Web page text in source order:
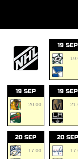
19 SEP
19 SEP
20:00
19 SEP
20 SEP
17:00
20 SEP